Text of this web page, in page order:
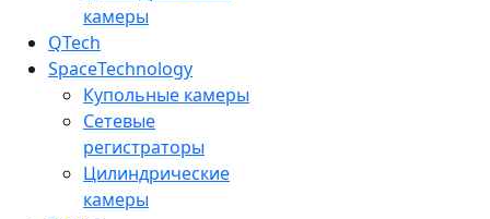
камеры
QTech
SpaceTechnology
Купольные камеры
Сетевые
регистраторы
Цилиндрические
камеры